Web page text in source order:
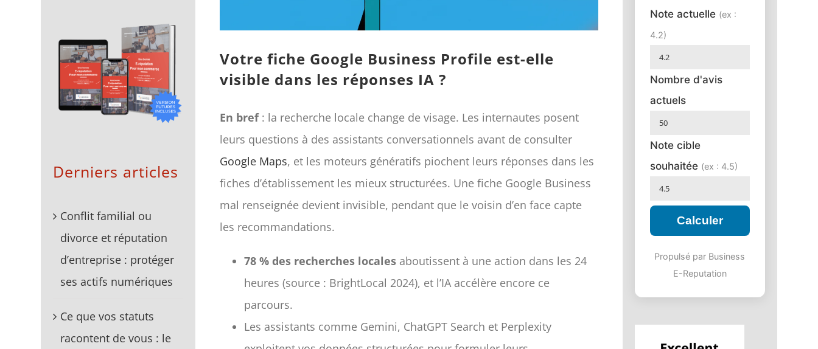
Votre fiche Google Business Profile est-elle
visible dans les réponses IA ?
En bref: la recherche locale change de visage. Les internautes posent
leurs questions à des assistants conversationnels avant de consulter
Google Maps, et les moteurs génératifs piochent leurs réponses dans les
fiches d’établissement les mieux structurées. Une fiche Google Business
mal renseignée devient invisible, pendant que le voisin d’en face capte
les recommandations.
78 % des recherches locales aboutissent à une action dans les 24
heures (source : BrightLocal 2024), et l’IA accélère encore ce
parcours.
Les assistants comme Gemini, ChatGPT Search et Perplexity
Derniers articles
Conflit familial ou
divorce et réputation
d’entreprise : protéger
ses actifs numériques
Ce que vos statuts
racontent de vous : le
Note actuelle (ex :
4.2)
Nombre d'avis
actuels
Note cible
souhaitée (ex : 4.5)
Calculer
Propulsé par Business
E-Reputation